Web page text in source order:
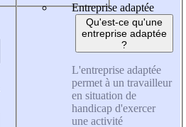
Entreprise adaptée
Qu'est-ce qu'une
entreprise adaptée
?
L'entreprise adaptée
permet à un travailleur
en situation de
handicap d'exercer
une activité